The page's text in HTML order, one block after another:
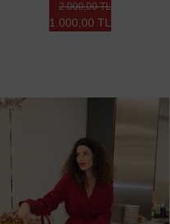
1.000,00 TL
2.000,00 TL